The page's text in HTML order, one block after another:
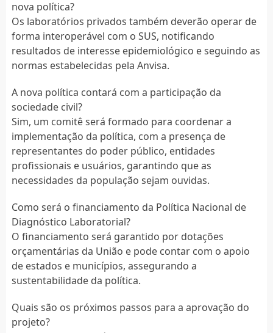
nova política?
Os laboratórios privados também deverão operar de
forma interoperável com o SUS, notificando
resultados de interesse epidemiológico e seguindo as
normas estabelecidas pela Anvisa.
A nova política contará com a participação da
sociedade civil?
Sim, um comitê será formado para coordenar a
implementação da política, com a presença de
representantes do poder público, entidades
profissionais e usuários, garantindo que as
necessidades da população sejam ouvidas.
Como será o financiamento da Política Nacional de
Diagnóstico Laboratorial?
O financiamento será garantido por dotações
orçamentárias da União e pode contar com o apoio
de estados e municípios, assegurando a
sustentabilidade da política.
Quais são os próximos passos para a aprovação do
projeto?